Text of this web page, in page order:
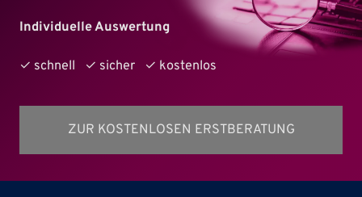
Individuelle Auswertung
✓ schnell ✓ sicher ✓ kostenlos
ZUR KOSTENLOSEN ERSTBERATUNG